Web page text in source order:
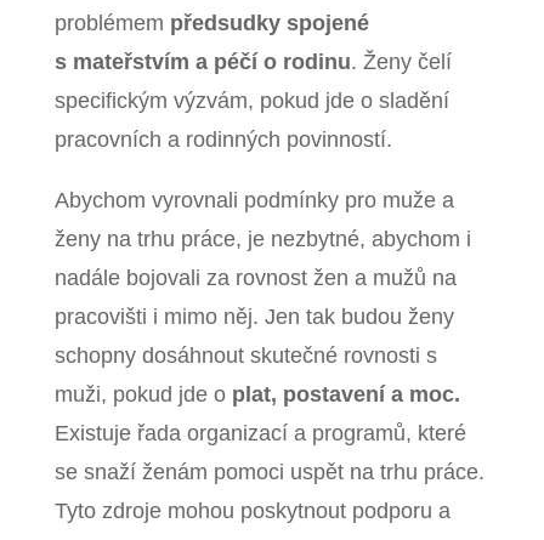
problémem předsudky spojené
s mateřstvím a péčí o rodinu. Ženy čelí
specifickým výzvám, pokud jde o sladění
pracovních a rodinných povinností.
Abychom vyrovnali podmínky pro muže a
ženy na trhu práce, je nezbytné, abychom i
nadále bojovali za rovnost žen a mužů na
pracovišti i mimo něj. Jen tak budou ženy
schopny dosáhnout skutečné rovnosti s
muži, pokud jde o plat, postavení a moc.
Existuje řada organizací a programů, které
se snaží ženám pomoci uspět na trhu práce.
Tyto zdroje mohou poskytnout podporu a